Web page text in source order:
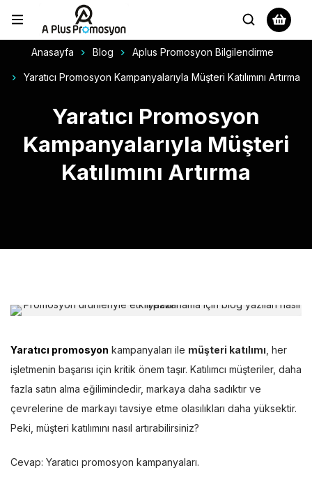
Anasayfa Blog Aplus Promosyon Bilgilendirme
Yaratıcı Promosyon Kampanyalarıyla Müşteri Katılımını Artırma
Yaratıcı Promosyon
Kampanyalarıyla Müşteri
Katılımını Artırma
Yaratıcı promosyon kampanyaları ile müşteri katılımı , her
işletmenin başarısı için kritik önem taşır. Katılımcı müşteriler, daha
fazla satın alma eğilimindedir, markaya daha sadıktır ve
çevrelerine de markayı tavsiye etme olasılıkları daha yüksektir.
Peki, müşteri katılımını nasıl artırabilirsiniz?
Cevap: Yaratıcı promosyon kampanyaları.